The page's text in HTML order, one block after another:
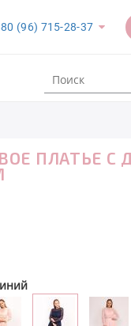
(96) 715-28-37
ПЛАТЬЕ С